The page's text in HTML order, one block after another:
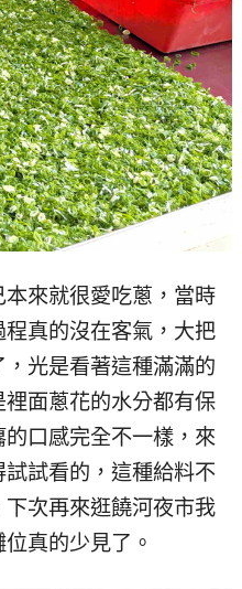
本來就很愛吃蔥，當時
真的沒在客氣，大把
光是看著這種滿滿的
面蔥花的水分都有保
口感完全不一樣，來
試看的，這種給料不
次再來逛饒河夜市我
真的少見了。